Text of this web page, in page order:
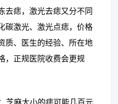
去痣，激光去痣又分不同
碳激光、激光点痣，价格
质、医生的经验、所在地
，正规医院收费会更规
芝麻大小的痣可能几百元